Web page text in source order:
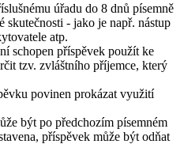
úřadu do 8 dnů písemně
skutečnosti - jako je např. nástup
atp.
schopen příspěvek použít ke
tzv. zvláštního příjemce, který
povinen prokázat využití
být po předchozím písemném
příspěvek může být odňat